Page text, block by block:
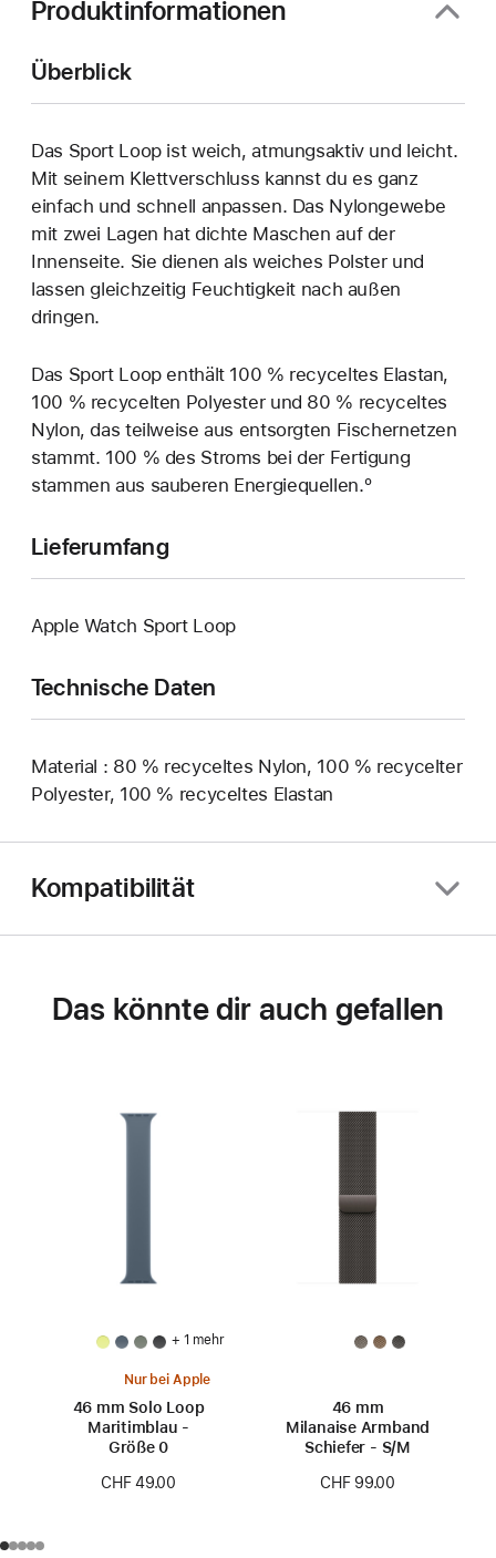
Produktinformationen
Überblick
Das Sport Loop ist weich, atmungsaktiv und leicht.
Mit seinem Klettverschluss kannst du es ganz
einfach und schnell anpassen. Das Nylongewebe
mit zwei Lagen hat dichte Maschen auf der
Innenseite. Sie dienen als weiches Polster und
lassen gleichzeitig Feuchtigkeit nach außen
dringen.
Das Sport Loop enthält 100 % recyceltes Elastan,
100 % recycelten Polyester und 80 % recyceltes
Nylon, das teilweise aus entsorgten Fischernetzen
stammt. 100 % des Stroms bei der Fertigung
stammen aus sauberen Energiequellen.º
Lieferumfang
Apple Watch Sport Loop
Technische Daten
Material : 80 % recyceltes Nylon, 100 % recycelter
Polyester, 100 % recyceltes Elastan
Kompatibilität
Das könnte dir auch gefallen
+ 1 mehr
Nur bei Apple
46 mm Solo Loop
Maritimblau -
Größe 0
CHF 49.00
46 mm
Milanaise Armband
Schiefer - S/M
CHF 99.00